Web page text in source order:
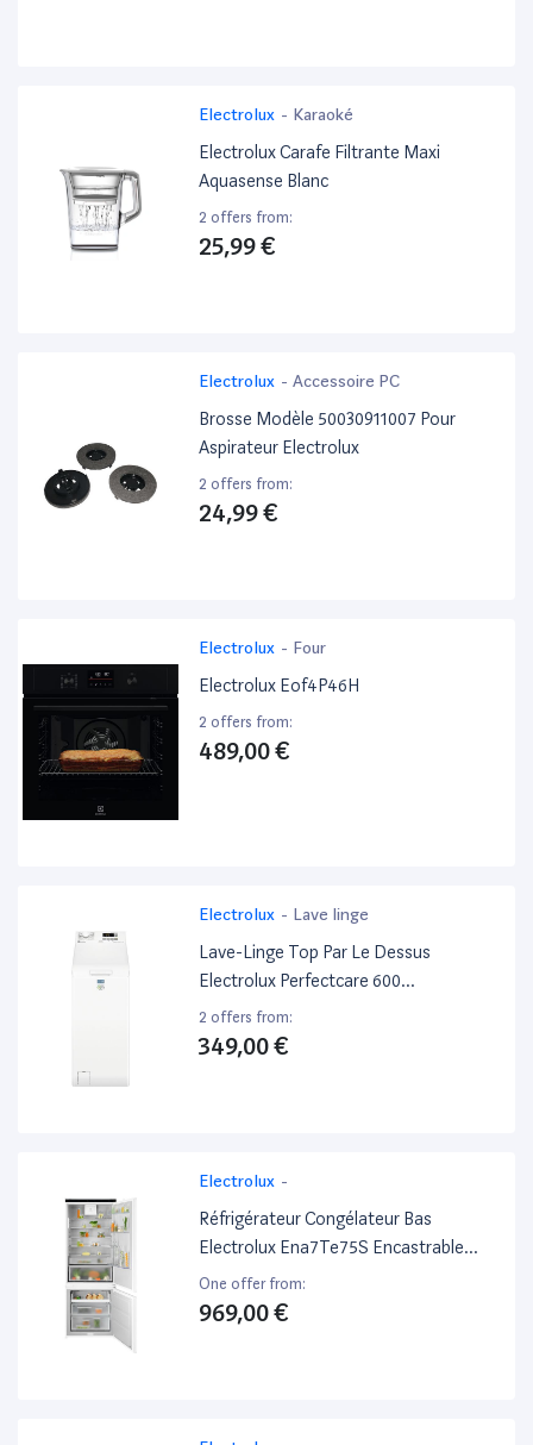
Electrolux - Karaoké
Electrolux Carafe Filtrante Maxi
Aquasense Blanc
2 offers from:
25,99 €
Electrolux - Accessoire PC
Brosse Modèle 50030911007 Pour
Aspirateur Electrolux
2 offers from:
24,99 €
Electrolux - Four
Electrolux Eof4P46H
2 offers from:
489,00 €
Electrolux - Lave linge
Lave-Linge Top Par Le Dessus
Electrolux Perfectcare 600
Ew6T5136Da 6 Kg Blanc
2 offers from:
349,00 €
Electrolux -
Réfrigérateur Congélateur Bas
Electrolux Ena7Te75S Encastrable
188.4 Cm
One offer from:
969,00 €